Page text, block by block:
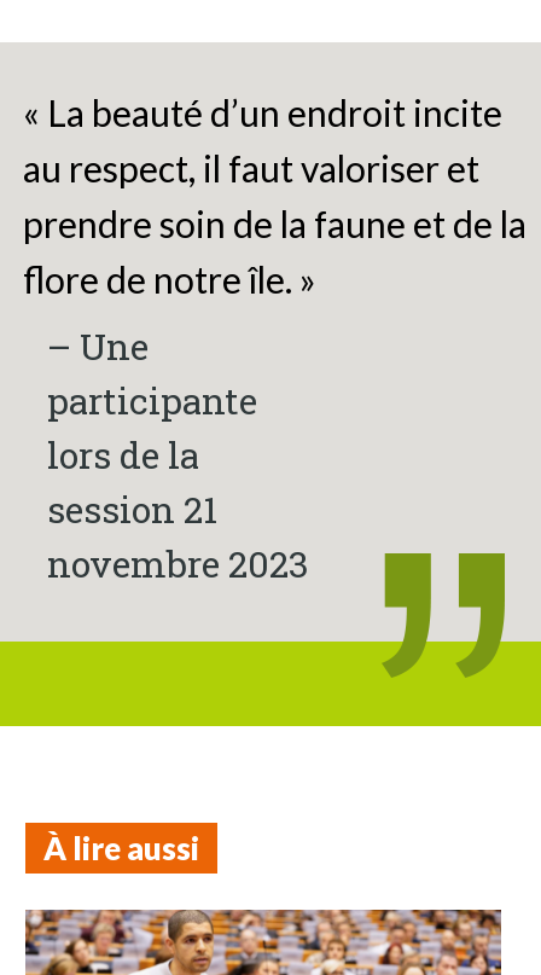
« La beauté d’un endroit incite
au respect, il faut valoriser et
prendre soin de la faune et de la
flore de notre île. »
– Une
participante
lors de la
session 21
novembre 2023
À lire aussi